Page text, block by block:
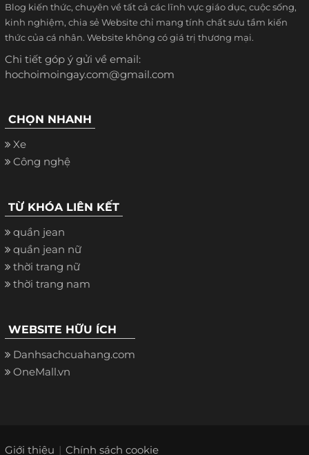
Blog kiến thức, chuyên về tất cả các lĩnh vực giáo dục, cuộc sống,
kinh nghiệm, chia sẻ Website chỉ mang tính chất sưu tầm kiến
thức của cá nhân. Website không có giá trị thương mại.
Chi tiết góp ý gửi về email:
hochoimoingay.com@gmail.com
CHỌN NHANH
Xe
Công nghệ
TỪ KHÓA LIÊN KẾT
quần jean
quần jean nữ
thời trang nữ
thời trang nam
WEBSITE HỮU ÍCH
Danhsachcuahang.com
OneMall.vn
Giới thiệu Chính sách cookie